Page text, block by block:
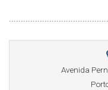
Avenida